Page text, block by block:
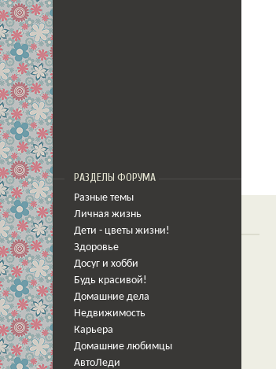
РАЗДЕЛЫ ФОРУМА
Разные темы
Личная жизнь
Дети - цветы жизни!
Здоровье
Досуг и хобби
Будь красивой!
Домашние дела
Недвижимость
Карьера
Домашние любимцы
АвтоЛеди